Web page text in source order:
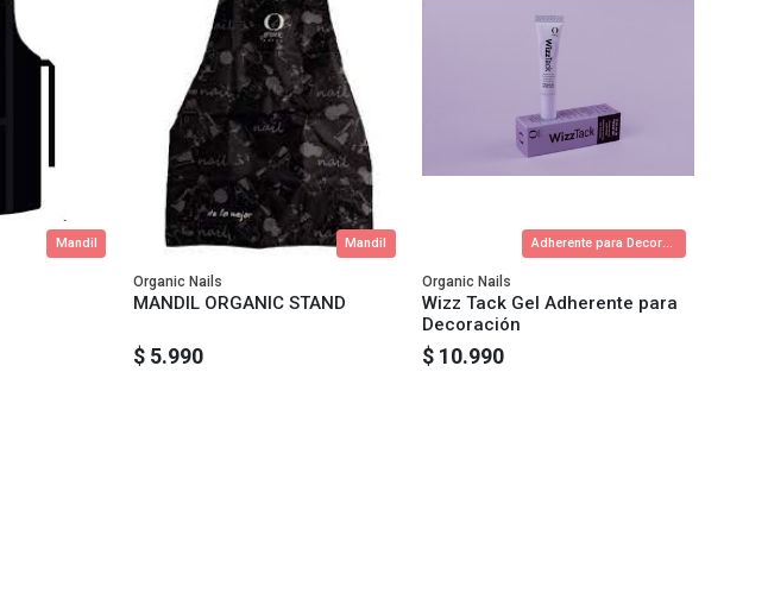
Mandil Mandil
Organic Nails
MANDIL ORGANIC STAND
$ 5.990
Adherente para Decoración
Organic Nails
Wizz Tack Gel Adherente para
Decoración
$ 10.990